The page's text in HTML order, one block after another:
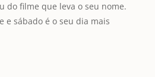
do filme que leva o seu nome.
e sábado é o seu dia mais